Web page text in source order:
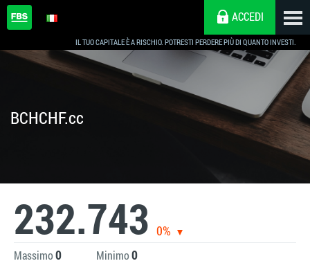
IL TUO CAPITALE È A RISCHIO. POTRESTI PERDERE PIÙ DI QUANTO INVESTI.
ACCEDI
BCHCHF.cc
232.743 0%
Massimo0 Minimo0